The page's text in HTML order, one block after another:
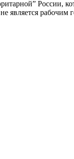
России,
является рабочим